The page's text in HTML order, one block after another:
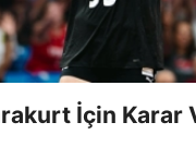
İçin Karar